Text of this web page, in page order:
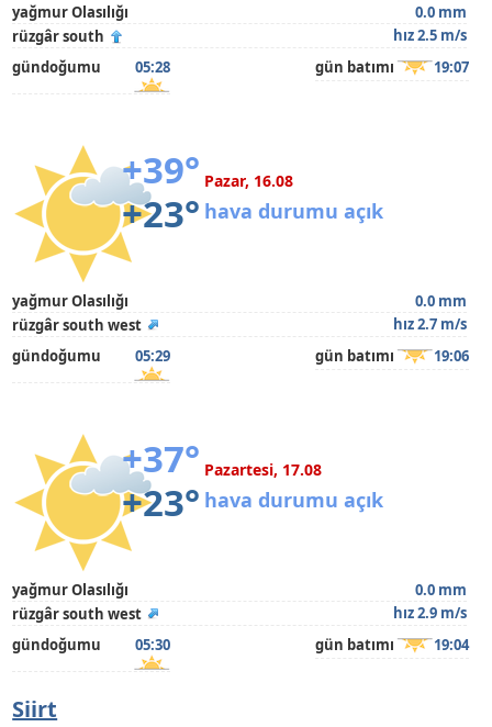
yağmur Olasılığı
0.0 mm
rüzgâr south
hız 2.5 m/s
gündoğumu
05:28 gün batımı 19:07
+39°
+23°
Pazar, 16.08
hava durumu açık
yağmur Olasılığı
0.0 mm
rüzgâr south west
hız 2.7 m/s
gündoğumu
05:29 gün batımı 19:06
+37°
+23°
Pazartesi, 17.08
hava durumu açık
yağmur Olasılığı
0.0 mm
rüzgâr south west
hız 2.9 m/s
gündoğumu
05:30 gün batımı 19:04
Siirt